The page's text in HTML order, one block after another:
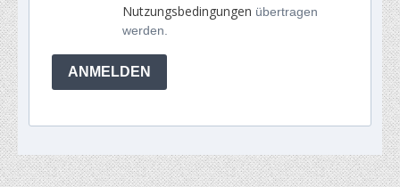
Nutzungsbedingungen übertragen
werden.
ANMELDEN